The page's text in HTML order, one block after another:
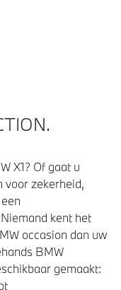
X1? Of gaat u
voor zekerheid,
kent het
occasion dan uw
BMW
gemaakt: